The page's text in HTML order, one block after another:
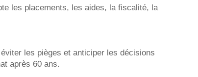
les placements, les aides, la fiscalité, la
les pièges et anticiper les décisions
après 60 ans.